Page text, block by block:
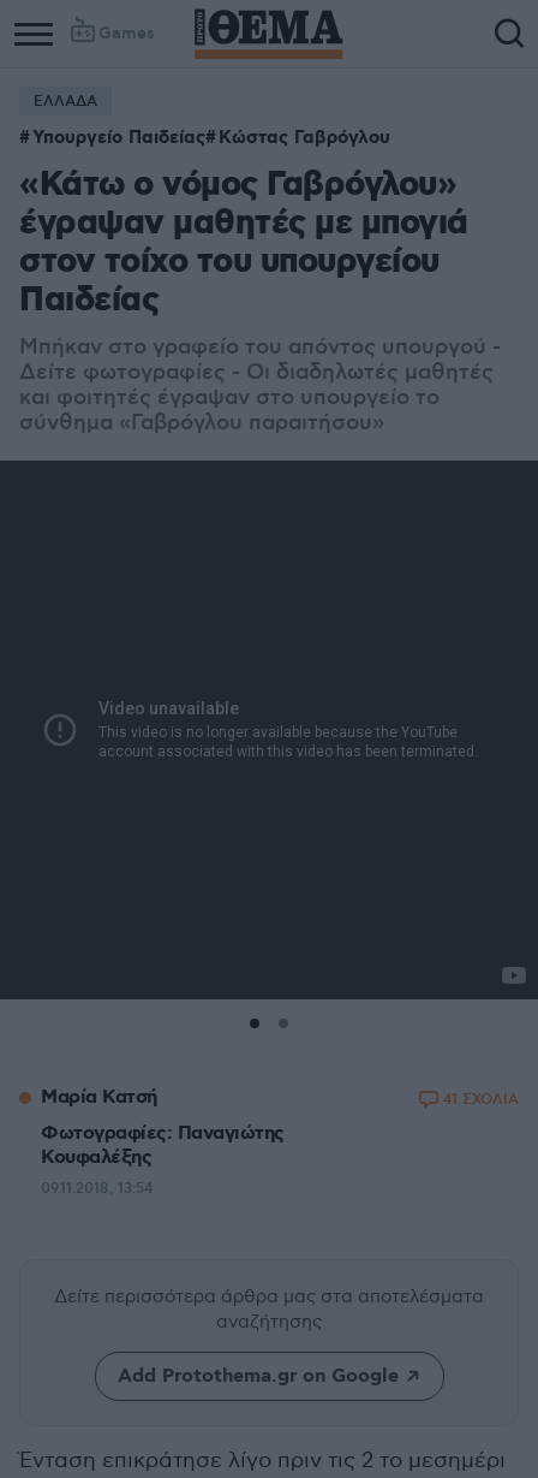
Games
ΕΛΛΑΔΑ
Υπουργείο Παιδείας Κώστας Γαβρόγλου
«Κάτω ο νόμος Γαβρόγλου»
έγραψαν μαθητές με μπογιά
στον τοίχο του υπουργείου
Παιδείας
Μπήκαν στο γραφείο του απόντος υπουργού -
Δείτε φωτογραφίες - Οι διαδηλωτές μαθητές
και φοιτητές έγραψαν στο υπουργείο το
σύνθημα «Γαβρόγλου παραιτήσου»
Μαρία Κατσή
Φωτογραφίες: Παναγιώτης
Κουφαλέξης
09.11.2018, 13:54
41 ΣΧΟΛΙΑ
Δείτε περισσότερα άρθρα μας στα αποτελέσματα
αναζήτησης
Add Protothema.gr on Google
Ένταση επικράτησε λίγο πριν τις 2 το μεσημέρι